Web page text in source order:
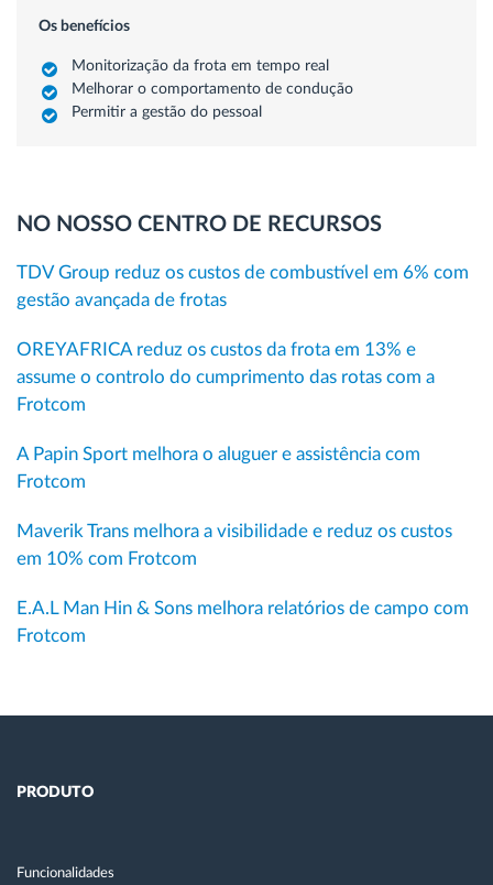
Os benefícios
Monitorização da frota em tempo real
Melhorar o comportamento de condução
Permitir a gestão do pessoal
NO NOSSO CENTRO DE RECURSOS
TDV Group reduz os custos de combustível em 6% com
gestão avançada de frotas
OREYAFRICA reduz os custos da frota em 13% e
assume o controlo do cumprimento das rotas com a
Frotcom
A Papin Sport melhora o aluguer e assistência com
Frotcom
Maverik Trans melhora a visibilidade e reduz os custos
em 10% com Frotcom
E.A.L Man Hin & Sons melhora relatórios de campo com
Frotcom
PRODUTO
Funcionalidades